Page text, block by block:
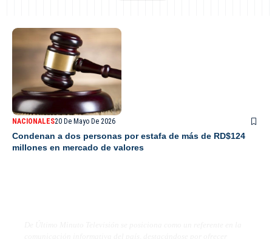
NACIONALES20 De Mayo De 2026
Condenan a dos personas por estafa de más de RD$124
millones en mercado de valores